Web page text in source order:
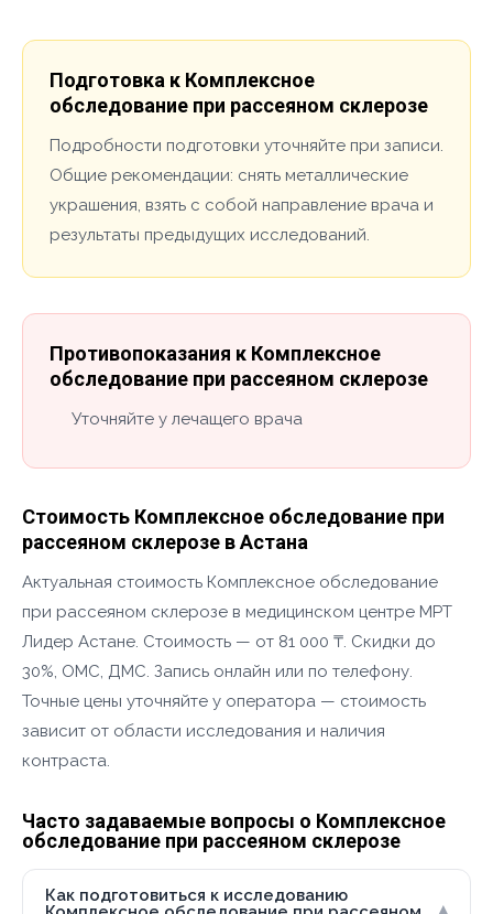
Подготовка к Комплексное
обследование при рассеяном склерозе
Подробности подготовки уточняйте при записи.
Общие рекомендации: снять металлические
украшения, взять с собой направление врача и
результаты предыдущих исследований.
Противопоказания к Комплексное
обследование при рассеяном склерозе
Уточняйте у лечащего врача
Стоимость Комплексное обследование при
рассеяном склерозе в Астана
Актуальная стоимость Комплексное обследование
при рассеяном склерозе в медицинском центре МРТ
Лидер Астане. Стоимость — от 81 000 ₸. Скидки до
30%, ОМС, ДМС. Запись онлайн или по телефону.
Точные цены уточняйте у оператора — стоимость
зависит от области исследования и наличия
контраста.
Часто задаваемые вопросы о Комплексное
обследование при рассеяном склерозе
Как подготовиться к исследованию